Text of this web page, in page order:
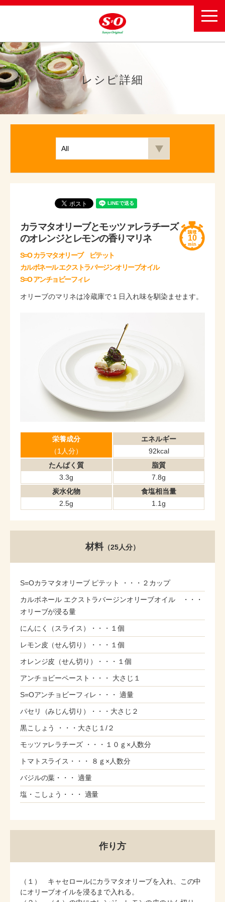
レシピ詳細
カラマタオリーブとモッツァレラチーズ
のオレンジとレモンの香りマリネ
S=O カラマタオリーブ ピテット
カルボネール エクストラバージンオリーブオイル
S=O アンチョビーフィレ
10
オリーブのマリネは冷蔵庫で１日入れ味を馴染ませます。
栄養成分
（1人分）
エネルギー
92kcal
たんぱく質
3.3g
脂質
7.8g
炭水化物
2.5g
食塩相当量
1.1g
材料（25人分）
S=Oカラマタオリーブ ピテット ・・・２カップ
カルボネール エクストラバージンオリーブオイル ・・・
オリーブが浸る量
にんにく（スライス）・・・１個
レモン皮（せん切り）・・・１個
オレンジ皮（せん切り）・・・１個
アンチョビーペースト・・・ 大さじ１
S=Oアンチョビーフィレ・・・ 適量
パセリ（みじん切り）・・・大さじ２
黒こしょう ・・・大さじ１/２
モッツァレラチーズ ・・・１０ｇ×人数分
トマトスライス・・・ ８ｇ×人数分
バジルの葉・・・ 適量
塩・こしょう・・・ 適量
作り方
（１） キャセロールにカラマタオリーブを入れ、この中
にオリーブオイルを浸るまで入れる。